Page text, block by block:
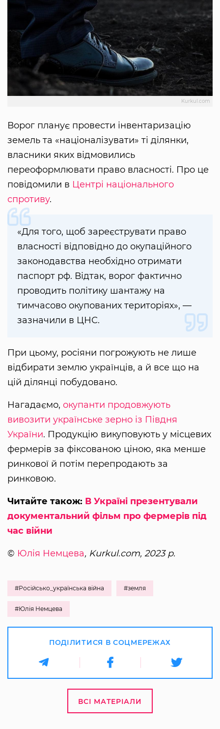
Kurkul.com
Ворог планує провести інвентаризацію
земель та «націоналізувати» ті ділянки,
власники яких відмовились
переоформлювати право власності. Про це
повідомили в Центрі національного
спротиву.
«Для того, щоб зареєструвати право
власності відповідно до окупаційного
законодавства необхідно отримати
паспорт рф. Відтак, ворог фактично
проводить політику шантажу на
тимчасово окупованих територіях», —
зазначили в ЦНС.
При цьому, росіяни погрожують не лише
відбирати землю українців, а й все що на
цій ділянці побудовано.
Нагадаємо, окупанти продовжують
вивозити українське зерно із Півдня
України. Продукцію викуповують у місцевих
фермерів за фіксованою ціною, яка менше
ринкової й потім перепродають за
ринковою.
Читайте також: В Україні презентували
документальний фільм про фермерів під
час війни
© Юлія Немцева, Kurkul.com, 2023 р.
#Російсько_українська війна #земля
#Юлія Немцева
ПОДІЛИТИСЯ В СОЦМЕРЕЖАХ
ВСІ МАТЕРІАЛИ